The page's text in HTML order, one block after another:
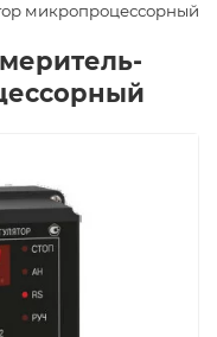
микропроцессорный